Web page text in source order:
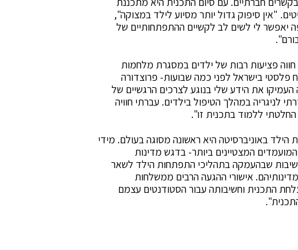
"אין סיפוק גדול יותר מסיוע לילד במצוקה",
יאפשר לי לשים לב לקשיים ההתפתחותיים של
חווה פציעות רבות של ילדים במסגרת מלחמות
פלסטי בישראל לפני כמה שבועות- פרוצדורה
את הידע שלי בנוגע לצרכים הרגשיים של
לניגריה במהלך הטיפול בילדים. עברתי חוויה
ללמוד בתכנית זו".
הילד באוניברסיטה היא ראשונה מסוגה בעולם. מידי
המצטיינים ביותר- בדגש מדינות
שבהעמקה בתהליכי התפתחות הילד לשאר
אישורי ההגעה הרבים ממשלחות
התכנית וחשיבותה עבור הסטודנטים עצמם